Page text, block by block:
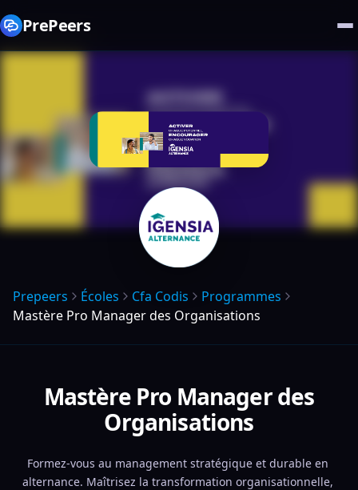
PrePeers
Prepeers Écoles Cfa Codis
Programmes
Mastère Pro Manager des Organisations
Mastère Pro Manager des
Organisations
Formez-vous au management stratégique et durable en
alternance. Maîtrisez la transformation organisationnelle,